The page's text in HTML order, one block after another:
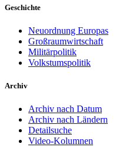
Geschichte
Neuordnung Europas
Großraumwirtschaft
Militärpolitik
Volkstumspolitik
Archiv
Archiv nach Datum
Archiv nach Ländern
Detailsuche
Video-Kolumnen